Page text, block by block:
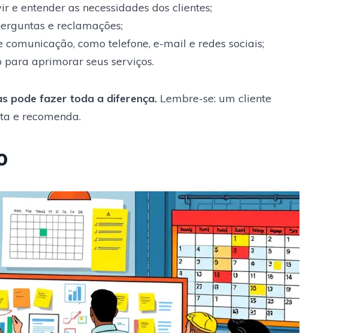
e entender as necessidades dos clientes;
e reclamações;
como telefone, e-mail e redes sociais;
aprimorar seus serviços.
pode fazer toda a diferença. Lembre-se: um cliente
e recomenda.